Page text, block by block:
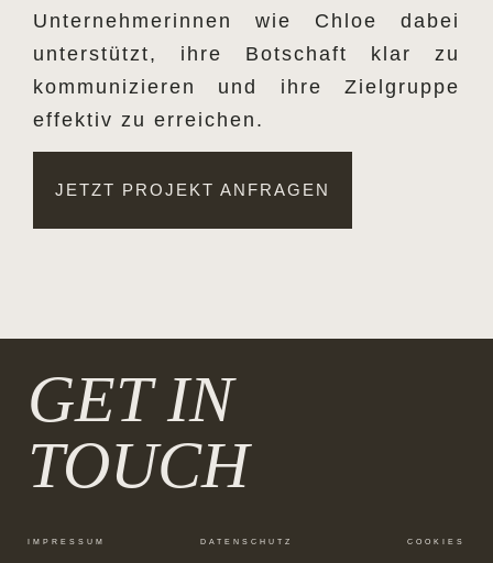
Unternehmerinnen wie Chloe dabei
unterstützt, ihre Botschaft klar zu
kommunizieren und ihre Zielgruppe
effektiv zu erreichen.
JETZT PROJEKT ANFRAGEN
GET IN
TOUCH
IMPRESSUM DATENSCHUTZ COOKIES